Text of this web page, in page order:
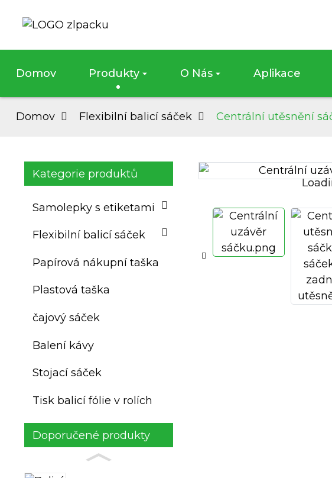
Domov Produkty O Nás Aplikace
Domov Flexibilní balicí sáček Centrální utěsnění
Kategorie produktů
Samolepky s etiketami
Flexibilní balicí sáček
Papírová nákupní taška
Plastová taška
čajový sáček
Balení kávy
Stojací sáček
Tisk balicí fólie v rolích
Doporučené produkty